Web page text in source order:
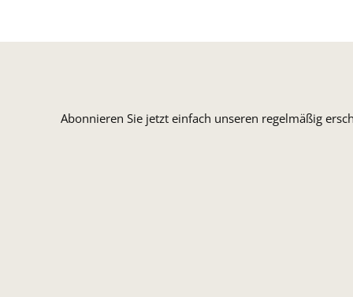
Abonnieren Sie jetzt einfach unseren regelmäßig